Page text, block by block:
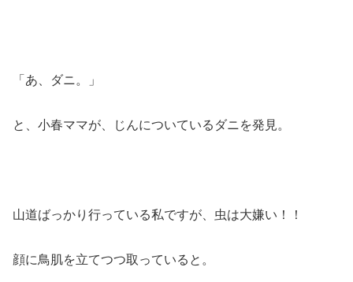
「あ、ダニ。」
と、小春ママが、じんについているダニを発見。
山道ばっかり行っている私ですが、虫は大嫌い！！
顔に鳥肌を立てつつ取っていると。